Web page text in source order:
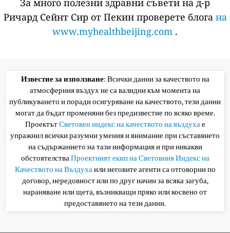
За много полезни здравни съвети на д-р
Ричард Сейнт Сир от Пекин проверете блога на
www.myhealthbeijing.com .
Известие за използване: Всички данни за качеството на
атмосферния въздух не са валидни към момента на
публикуването и поради осигуряване на качеството, тези данни
могат да бъдат променяни без предизвестие по всяко време.
ПроектътСветовен индекс на качеството на въздухае
упражнил всички разумни умения и внимание при съставянето
на съдържанието на тази информация и при никакви
обстоятелстваПроектният екип на Световния Индекс на
Качеството на Въздухаили неговите агенти са отговорни по
договор, нередовност или по друг начин за всяка загуба,
нараняване или щета, възникващи пряко или косвено от
предоставянето на тези данни.